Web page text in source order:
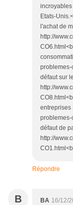
incroyables
Etats-
l'achat de
http://
problemes-
défaut sur
http://
entreprises
défaut de
http://
Répondre
B BA 16/12/